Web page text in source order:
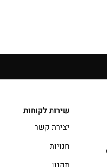
שירות לקוחות
יצירת קשר
חנויות